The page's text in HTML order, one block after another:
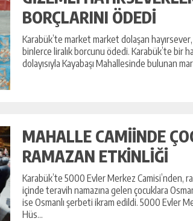
BORÇLARINI ÖDEDİ
Karabük’te market market dolaşan
binlerce liralık borcunu ödedi. Karabük’te bir
dolayısıyla Kayabaşı Mahallesinde bulunan
MAHALLE CAMİİNDE
RAMAZAN ETKİNLİĞİ
Karabük’te 5000 Evler Merkez Camisi’nden,
içinde teravih namazına gelen çocuklara
ise Osmanlı şerbeti ikram edildi. 5000 Evler
Hüs...